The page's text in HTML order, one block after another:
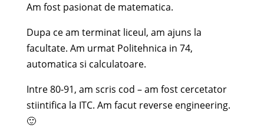
Am fost pasionat de matematica.
Dupa ce am terminat liceul, am ajuns la
facultate. Am urmat Politehnica in 74,
automatica si calculatoare.
Intre 80-91, am scris cod – am fost cercetator
stiintifica la ITC. Am facut reverse engineering.
🙂